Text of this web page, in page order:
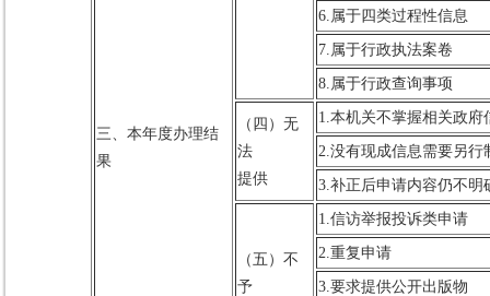
三、本年度办理结
果
6.属于四类过程性信息
7.属于行政执法案卷
8.属于行政查询事项
（四）无
法
提供
1.本机关不掌握相关政府
2.没有现成信息需要另行
3.补正后申请内容仍不明
（五）不
予
1.信访举报投诉类申请
2.重复申请
3.要求提供公开出版物